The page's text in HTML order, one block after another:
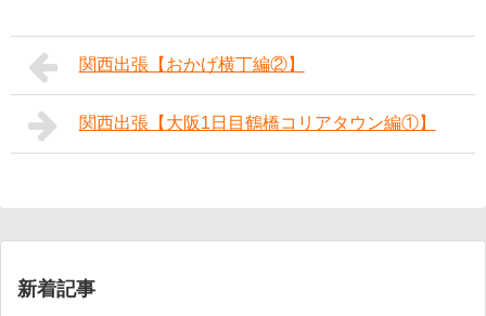
関西出張【おかげ横丁編②】
関西出張【大阪1日目鶴橋コリアタウン編①】
新着記事